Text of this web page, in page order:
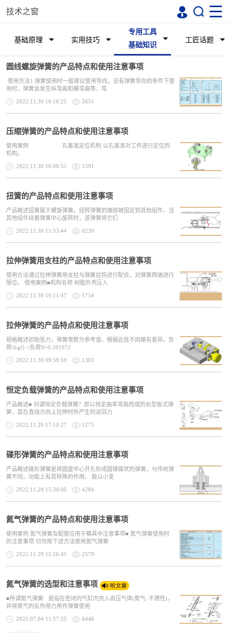
技术之窗
基础原理 实用技巧
专用工具
基础知识
工匠话题
圆线螺旋弹簧的产品特点和使用注意事项
使用方法1.弹簧使用时一般建议使用导向，没有弹簧导向的条件下使
用时，弹簧会发生纵弯曲和横弯曲等，弯
2022.11.30 16:16:25 2651
压缩弹簧的产品特点和使用注意事项
使用案例 孔基准定位机构 以孔基准对工件进行定位的
机构。
2022.11.30 16:06:55 1591
扭簧的产品特点和使用注意事项
产品概述扭簧属于螺旋弹簧。扭转弹簧的端部被固定到其他组件，当
其他组件绕着弹簧中心旋转时，该弹簧将它们
2022.11.30 11:53:44 6239
拉伸弹簧用支柱的产品特点和使用注意事项
使用方法通过拉伸弹簧用支柱与弹簧挂钩进行配合，对弹簧两端进行
限位。 使用案例■机构名称 树脂外壳压入
2022.11.30 10:11:47 1754
拉伸弹簧的产品特点和使用注意事项
规格概述初始张力，弹簧常数为参考值，根据此批不同略有差异。负
荷{kgf} =负荷N×0.101972
2022.11.30 09:59:59 1303
恒定负载弹簧的产品特点和使用注意事项
产品概述■ 何谓恒定负载弹簧？即以恒定曲率弯曲而成的长型板式弹
簧，其在直线方向上拉伸时所产生的返回力
2022.11.29 17:10:27 1275
碟形弹簧的产品特点和使用注意事项
产品概述碟形弹簧是将圆盘中心开孔形成圆锥碟状的弹簧，与传统弹
簧不同，功能上有其特殊的作用。 能以小变
2022.11.29 15:30:00 4284
氮气弹簧的产品特点和使用注意事项
使用案例 氮气弹簧及配管应用于模具中注意事项■ 氮气弹簧使用时
的注意事项 切勿按下述方法使用氮气弹簧
2022.11.29 15:16:45 2579
氮气弹簧的选型和注意事项
■所谓氮气弹簧· 是指在密闭的气缸内充入高压气体(氮气: 不燃性)，
并将氮气的反作用力用作弹簧使用
2022.07.04 11:57:55 6446